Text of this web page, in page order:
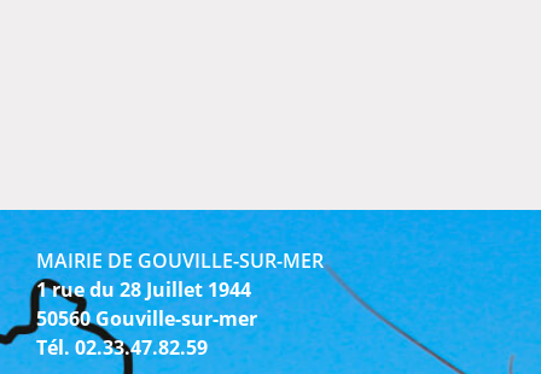
MAIRIE DE GOUVILLE-SUR-MER
1 rue du 28 Juillet 1944
50560 Gouville-sur-mer
Tél. 02.33.47.82.59